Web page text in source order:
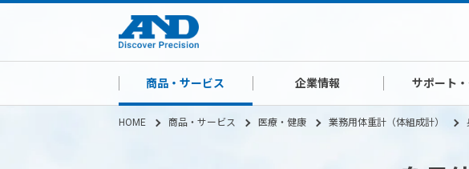
商品・サービス 企業情報 サポート
HOME 商品・サービス 医療・健康 業務用体重計（体組成計）